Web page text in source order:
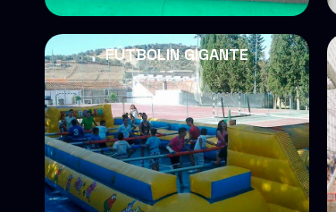
FÚTBOLIN GIGANTE